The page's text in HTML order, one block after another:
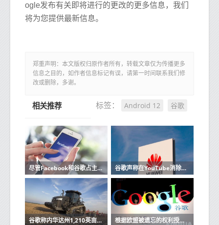
ogle发布有关即将进行的更改的更多信息，我们
将为您提供最新信息。
郑重声明：本文版权归原作者所有，转载文章仅为传播更多
信息之目的，如作者信息标记有误，请第一时间联系我们修
改或删除，多谢。
标签： Android 12 谷歌
相关推荐
尽管Facebook和谷歌占主导地位但微软并未放弃其广告业务 谷歌声称在YouTube消除极端主义视频方面取得了进展
谷歌称内华达州1,210英亩土地将用于未来数据中心 根据欧盟被遗忘的权利授权谷歌的义务适用于全球